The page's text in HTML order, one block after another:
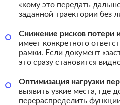
«кому это передать
заданной траектории без
Снижение рисков потери
имеет конкретного
рамки. Если документ
это сразу становится
Оптимизация нагрузки
выявить узкие места, где
перераспределить